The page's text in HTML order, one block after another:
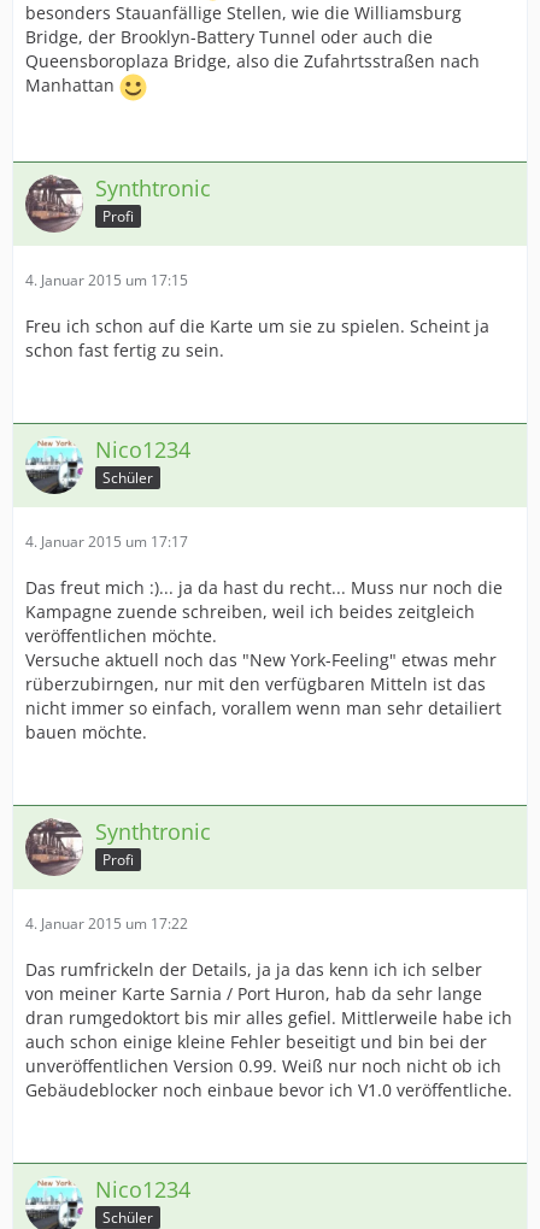
besonders Stauanfällige Stellen, wie die Williamsburg
Bridge, der Brooklyn-Battery Tunnel oder auch die
Queensboroplaza Bridge, also die Zufahrtsstraßen nach
Manhattan
Synthtronic
Profi
4. Januar 2015 um 17:15
Freu ich schon auf die Karte um sie zu spielen. Scheint ja
schon fast fertig zu sein.
Nico1234
Schüler
4. Januar 2015 um 17:17
Das freut mich :)... ja da hast du recht... Muss nur noch die
Kampagne zuende schreiben, weil ich beides zeitgleich
veröffentlichen möchte.
Versuche aktuell noch das "New York-Feeling" etwas mehr
rüberzubirngen, nur mit den verfügbaren Mitteln ist das
nicht immer so einfach, vorallem wenn man sehr detailiert
bauen möchte.
Synthtronic
Profi
4. Januar 2015 um 17:22
Das rumfrickeln der Details, ja ja das kenn ich ich selber
von meiner Karte Sarnia / Port Huron, hab da sehr lange
dran rumgedoktort bis mir alles gefiel. Mittlerweile habe ich
auch schon einige kleine Fehler beseitigt und bin bei der
unveröffentlichen Version 0.99. Weiß nur noch nicht ob ich
Gebäudeblocker noch einbaue bevor ich V1.0 veröffentliche.
Nico1234
Schüler